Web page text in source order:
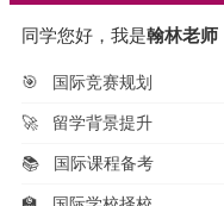
同学您好，我是翰林老师
🎯 国际竞赛规划
🚀 留学背景提升
📚 国际课程备考